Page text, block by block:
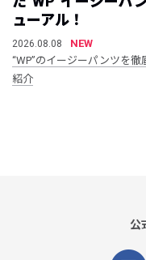
ューアル！
2026.08.08
NEW
“WP”のイージーパンツを
紹介
公